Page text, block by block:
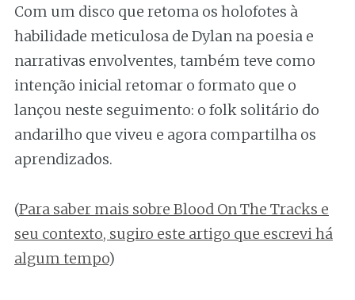
Com um disco que retoma os holofotes à
habilidade meticulosa de Dylan na poesia e
narrativas envolventes, também teve como
intenção inicial retomar o formato que o
lançou neste seguimento: o folk solitário do
andarilho que viveu e agora compartilha os
aprendizados.
(Para saber mais sobre Blood On The Tracks e
seu contexto, sugiro este artigo que escrevi há
algum tempo)